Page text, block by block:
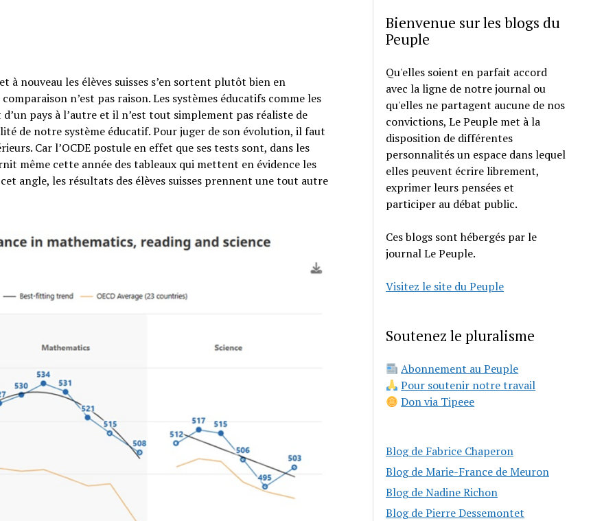
à nouveau les élèves suisses s’en sortent plutôt bien en
n’est pas raison. Les systèmes éducatifs comme les
pays à l’autre et il n’est tout simplement pas réaliste de
de notre système éducatif. Pour juger de son évolution, il faut
Car l’OCDE postule en effet que ses tests sont, dans les
même cette année des tableaux qui mettent en évidence les
angle, les résultats des élèves suisses prennent une tout autre
Bienvenue sur les blogs du
Peuple
Qu'elles soient en parfait accord
avec la ligne de notre journal ou
qu'elles ne partagent aucune de nos
convictions, Le Peuple met à la
disposition de différentes
personnalités un espace dans lequel
elles peuvent écrire librement,
exprimer leurs pensées et
participer au débat public.
Ces blogs sont hébergés par le
journal Le Peuple.
Visitez le site du Peuple
Soutenez le pluralisme
Abonnement au Peuple
Pour soutenir notre travail
Don via Tipeee
Blog de Fabrice Chaperon
Blog de Marie-France de Meuron
Blog de Nadine Richon
Blog de Pierre Dessemontet